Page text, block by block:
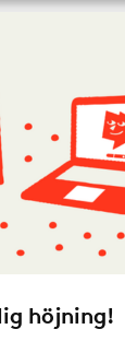
höjning!